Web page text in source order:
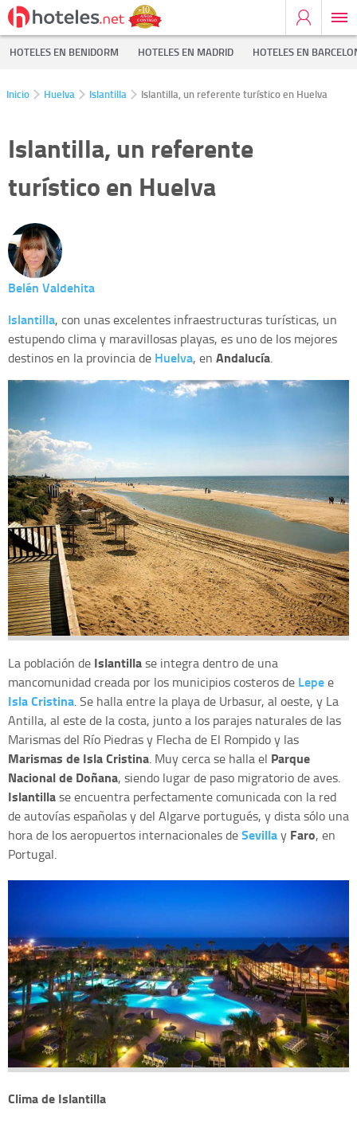
HOTELES EN BENIDORM HOTELES EN MADRID HOTELES EN
Inicio Huelva Islantilla Islantilla, un referente turístico en Huelva
Islantilla, un referente
turístico en Huelva
Belén Valdehita
Islantilla, con unas excelentes infraestructuras turísticas, un
estupendo clima y maravillosas playas, es uno de los mejores
destinos en la provincia de Huelva, en Andalucía.
La población de Islantillase integra dentro de una
mancomunidad creada por los municipios costeros de Lepee
Isla Cristina. Se halla entre la playa de Urbasur, al oeste, y La
Antilla, al este de la costa, junto a los parajes naturales de las
Marismas del Río Piedras y Flecha de El Rompido y las
Marismas de Isla Cristina. Muy cerca se halla el Parque
Nacional de Doñana, siendo lugar de paso migratorio de aves.
Islantillase encuentra perfectamente comunicada con la red
de autovías españolas y del Algarve portugués, y dista sólo una
hora de los aeropuertos internacionales deSevillay Faro, en
Portugal.
Clima de Islantilla